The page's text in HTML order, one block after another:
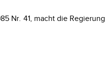
Nr. 41, macht die